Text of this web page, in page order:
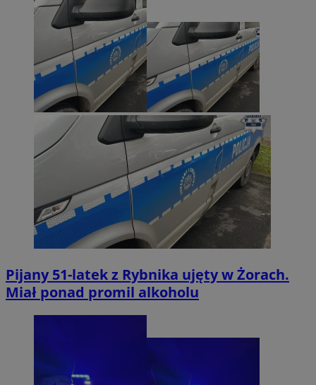
Pijany 51-latek z Rybnika ujęty w Żorach.
Miał ponad promil alkoholu